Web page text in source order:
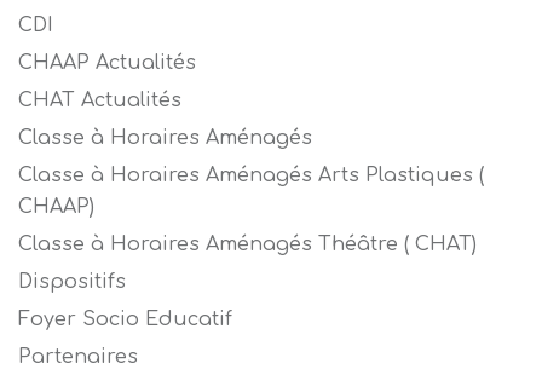
CDI
CHAAP Actualités
CHAT Actualités
Classe à Horaires Aménagés
Classe à Horaires Aménagés Arts Plastiques (
CHAAP)
Classe à Horaires Aménagés Théâtre ( CHAT)
Dispositifs
Foyer Socio Educatif
Partenaires